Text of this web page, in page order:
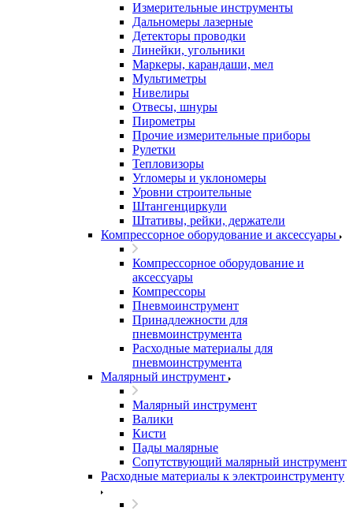
Измерительные инструменты
Дальномеры лазерные
Детекторы проводки
Линейки, угольники
Маркеры, карандаши, мел
Мультиметры
Нивелиры
Отвесы, шнуры
Пирометры
Прочие измерительные приборы
Рулетки
Тепловизоры
Угломеры и уклономеры
Уровни строительные
Штангенциркули
Штативы, рейки, держатели
Компрессорное оборудование и аксессуары
Компрессорное оборудование и
аксессуары
Компрессоры
Пневмоинструмент
Принадлежности для
пневмоинструмента
Расходные материалы для
пневмоинструмента
Малярный инструмент
Малярный инструмент
Валики
Кисти
Пады малярные
Сопутствующий малярный инструмент
Расходные материалы к электроинструменту